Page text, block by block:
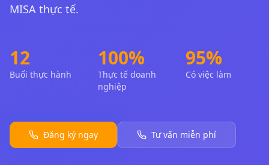
MISA thực tế.
12
Buổi thực hành
100%
Thực tế doanh
nghiệp
95%
Có việc làm
Đăng ký ngay Tư vấn miễn phí